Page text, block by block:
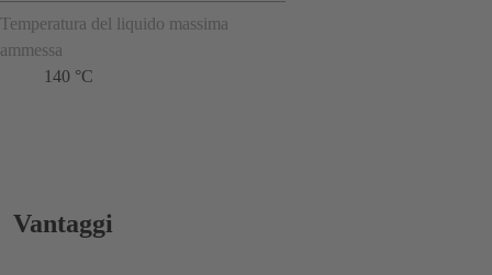
Temperatura del liquido massima
ammessa
140 °C
Vantaggi